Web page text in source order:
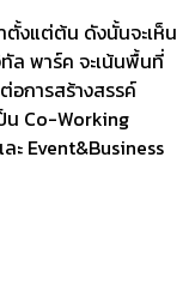
งแต่ต้น ดังนั้นจะเห็น
ล พาร์ค จะเน้นพื้นที่
อการสร้างสรรค์
น Co-Working
ะ Event&Business